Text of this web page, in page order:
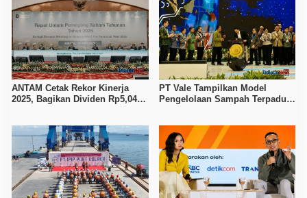
ANTAM Cetak Rekor Kinerja
2025, Bagikan Dividen Rp5,04
PT Vale Tampilkan Model
Pengelolaan Sampah Terpadu